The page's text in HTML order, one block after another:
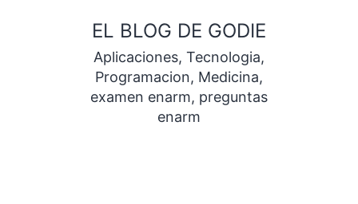
contenido
EL BLOG DE GODIE
Aplicaciones, Tecnologia,
Programacion, Medicina,
examen enarm, preguntas
enarm